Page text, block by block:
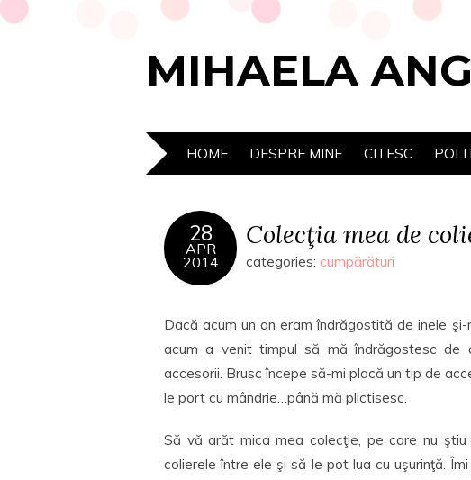
MIHAELA
HOME DESPRE MINE CITESC
28
APR
2014
Colecţia mea de
categories: cumpărături
Dacă acum un an eram îndrăgostită de inele
acum a venit timpul să mă îndrăgostesc de
accesorii. Brusc începe să-mi placă un tip de
le port cu mândrie…până mă plictisesc.
Să vă arăt mica mea colecţie, pe care nu
colierele între ele şi să le pot lua cu uşurinţă.